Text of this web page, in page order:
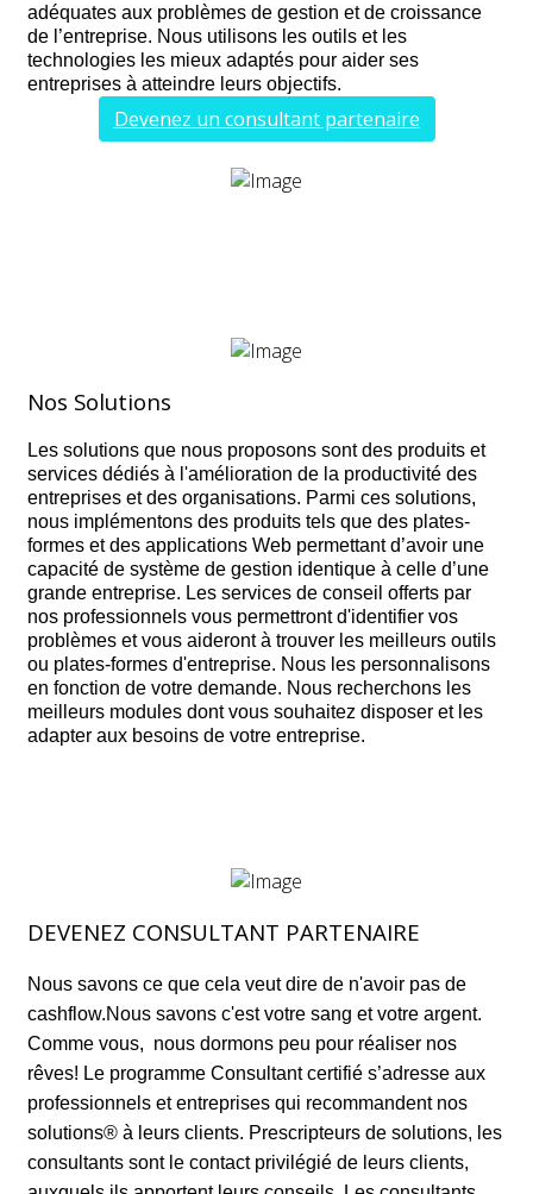
adéquates aux problèmes de gestion et de croissance
de l’entreprise. Nous utilisons les outils et les
technologies les mieux adaptés pour aider ses
entreprises à atteindre leurs objectifs.
Devenez un consultant partenaire
Nos Solutions
Les solutions que nous proposons sont des produits et
services dédiés à l'amélioration de la productivité des
entreprises et des organisations. Parmi ces solutions,
nous implémentons des produits tels que des plates-
formes et des applications Web permettant d’avoir une
capacité de système de gestion identique à celle d’une
grande entreprise. Les services de conseil offerts par
nos professionnels vous permettront d'identifier vos
problèmes et vous aideront à trouver les meilleurs outils
ou plates-formes d'entreprise. Nous les personnalisons
en fonction de votre demande. Nous recherchons les
meilleurs modules dont vous souhaitez disposer et les
adapter aux besoins de votre entreprise.
DEVENEZ CONSULTANT PARTENAIRE
Nous savons ce que cela veut dire de n'avoir pas de
cashflow.Nous savons c'est votre sang et votre argent.
Comme vous, nous dormons peu pour réaliser nos
rêves! Le programme Consultant certifié s’adresse aux
professionnels et entreprises qui recommandent nos
solutions® à leurs clients. Prescripteurs de solutions, les
consultants sont le contact privilégié de leurs clients,